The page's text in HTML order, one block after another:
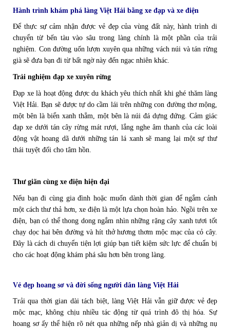
Hành trình khám phá làng Việt Hải bằng xe đạp và xe điện
Để thực sự cảm nhận được vẻ đẹp của vùng đất này, hành trình di
chuyển từ bến tàu vào sâu trong làng chính là một phần của trải
nghiệm. Con đường uốn lượn xuyên qua những vách núi và tán rừng
già sẽ đưa bạn đi từ bất ngờ này đến ngạc nhiên khác.
Trải nghiệm đạp xe xuyên rừng
Đạp xe là hoạt động được du khách yêu thích nhất khi ghé thăm làng
Việt Hải. Bạn sẽ được tự do cầm lái trên những con đường thơ mộng,
một bên là biển xanh thẳm, một bên là núi đá dựng đứng. Cảm giác
đạp xe dưới tán cây rừng mát rượi, lắng nghe âm thanh của các loài
động vật hoang dã dưới những tán lá xanh sẽ mang lại một sự thư
thái tuyệt đối cho tâm hồn.
Thư giãn cùng xe điện hiện đại
Nếu bạn đi cùng gia đình hoặc muốn dành thời gian để ngắm cảnh
một cách thư thả hơn, xe điện là một lựa chọn hoàn hảo. Ngồi trên xe
điện, bạn có thể thong dong ngắm nhìn những rặng cây xanh tươi tốt
chạy dọc hai bên đường và hít thở hương thơm mộc mạc của cỏ cây.
Đây là cách di chuyển tiện lợi giúp bạn tiết kiệm sức lực để chuẩn bị
cho các hoạt động khám phá sâu hơn bên trong làng.
Vẻ đẹp hoang sơ và đời sống người dân làng Việt Hải
Trải qua thời gian dài tách biệt, làng Việt Hải vẫn giữ được vẻ đẹp
mộc mạc, không chịu nhiều tác động từ quá trình đô thị hóa. Sự
hoang sơ ấy thể hiện rõ nét qua những nếp nhà giản dị và những nụ